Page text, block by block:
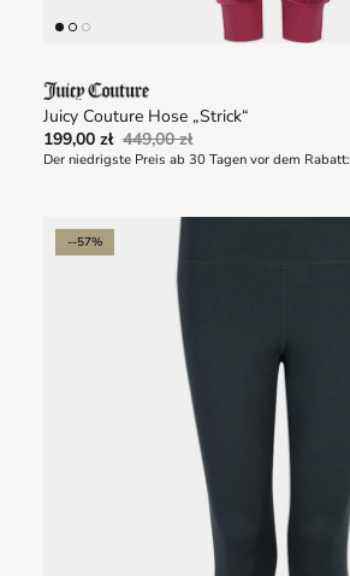
Juicy Couture Hose „Strick“
199,00 zł 449,00 zł
Der niedrigste Preis ab 30 Tagen vor dem Rabatt:
--57%